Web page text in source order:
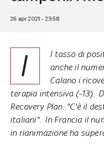
26 apr 2021 - 23:58
I
l tasso di
anche il
Calano i
terapia intensiva (-13).
Recovery Plan: "C'è il
italiani". In Francia il
in rianimazione ha